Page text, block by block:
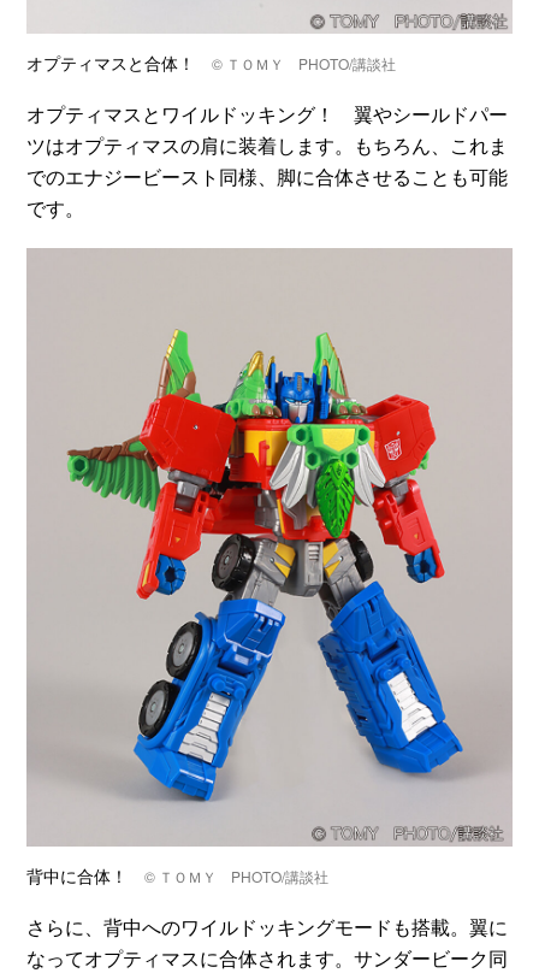
オプティマスと合体！© ＴＯＭＹ PHOTO/講談社
オプティマスとワイルドッキング！ 翼やシールドパー
ツはオプティマスの肩に装着します。もちろん、これま
でのエナジービースト同様、脚に合体させることも可能
です。
背中に合体！© ＴＯＭＹ PHOTO/講談社
さらに、背中へのワイルドッキングモードも搭載。翼に
なってオプティマスに合体されます。サンダービーク同